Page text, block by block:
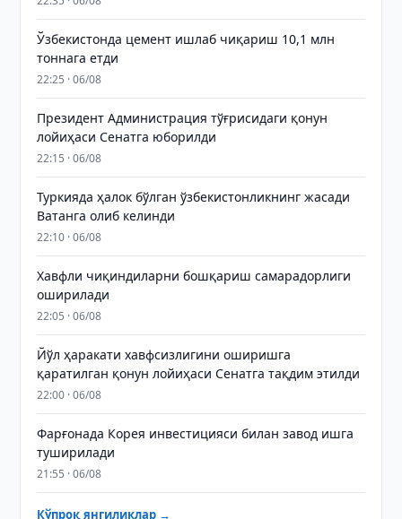
Ўзбекистонда цемент ишлаб чиқариш 10,1 млн
тоннага етди
22:25 · 06/08
Президент Администрация тўғрисидаги қонун
лойиҳаси Сенатга юборилди
22:15 · 06/08
Туркияда ҳалок бўлган ўзбекистонликнинг жасади
Ватанга олиб келинди
22:10 · 06/08
Хавфли чиқиндиларни бошқариш самарадорлиги
оширилади
22:05 · 06/08
Йўл ҳаракати хавфсизлигини оширишга
қаратилган қонун лойиҳаси Сенатга тақдим этилди
22:00 · 06/08
Фарғонада Корея инвестицияси билан завод ишга
туширилади
21:55 · 06/08
Кўпроқ янгиликлар →